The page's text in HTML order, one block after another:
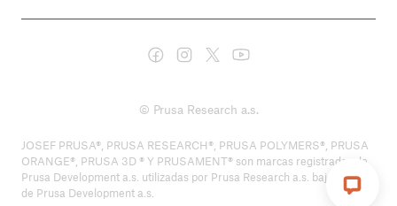
© Prusa Research a.s.
JOSEF PRUSA®, PRUSA RESEARCH®, PRUSA POLYMERS®, PRUSA
ORANGE®, PRUSA 3D ® Y PRUSAMENT® son marcas registradas de
Prusa Development a.s. utilizadas por Prusa Research a.s. bajo licencia
de Prusa Development a.s.